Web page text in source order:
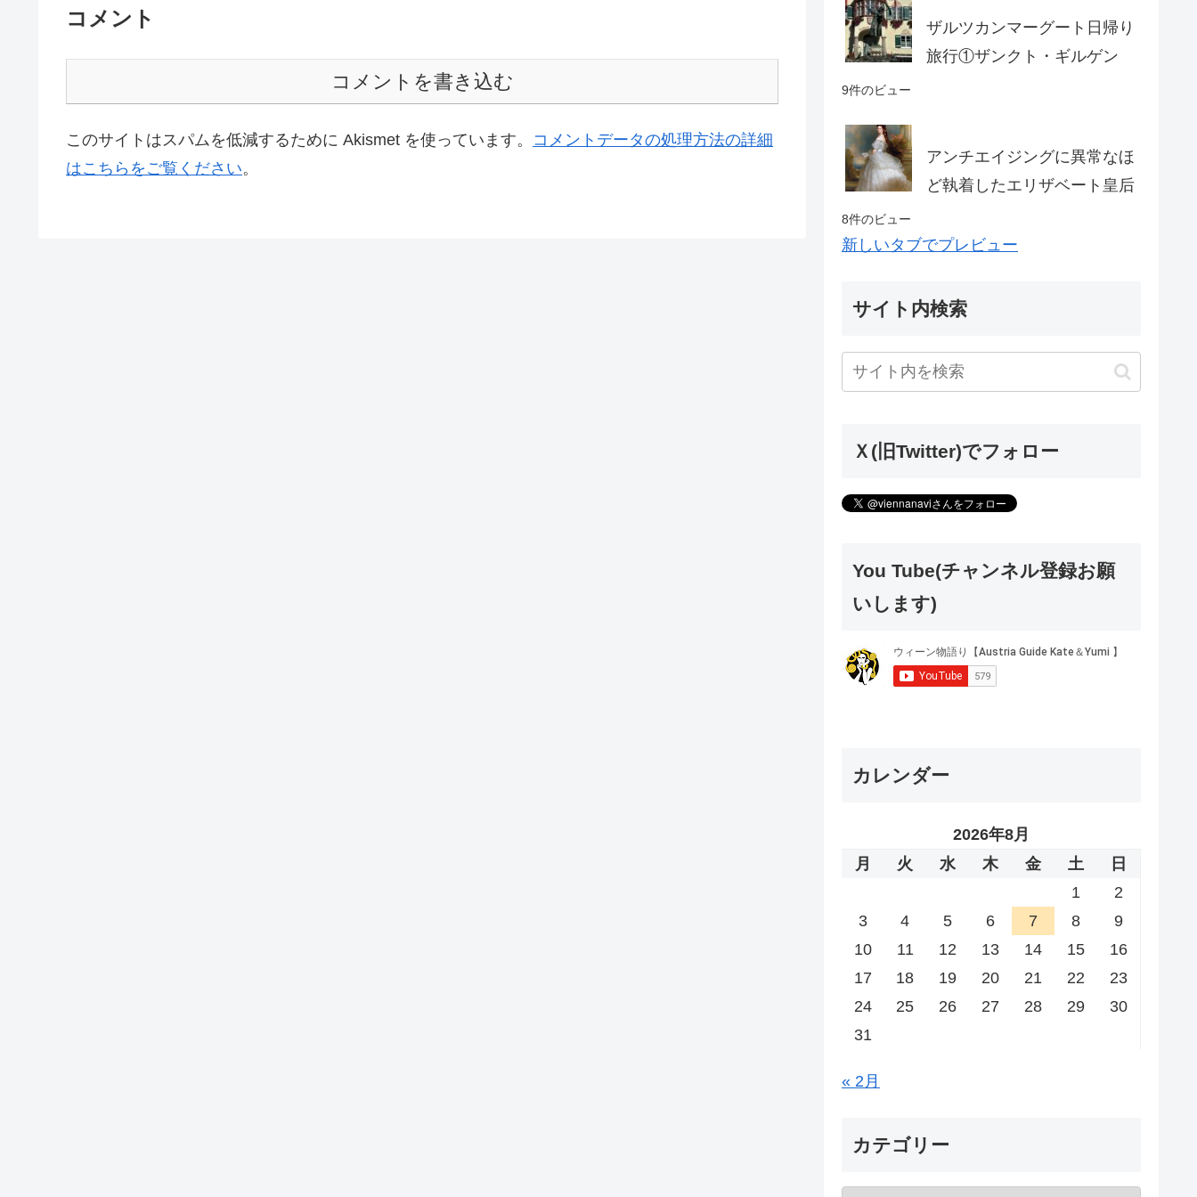
コメント
コメントを書き込む
このサイトはスパムを低減するために Akismet を使っています。 コメントデータの処理方法の詳細
はこちらをご覧ください。
ザルツカンマーグート日帰り
旅行①ザンクト・ギルゲン
9件のビュー
アンチエイジングに異常なほ
ど執着したエリザベート皇后
8件のビュー
新しいタブでプレビュー
サイト内検索
Ｘ(旧Twitter)でフォロー
You Tube(チャンネル登録お願
いします)
カレンダー
2026年8月
月
火 水 木 金 土
日
1
2
3
4 5 6 7 8
9
10
11 12 13 14 15
16
17
18 19 20 21 22
23
24
25 26 27 28 29
30
31
« 2月
カテゴリー